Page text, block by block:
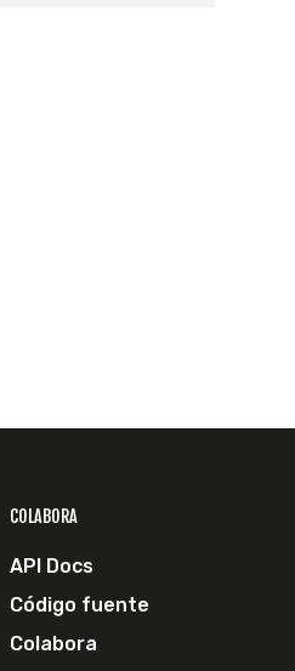
COLABORA
API Docs
Código fuente
Colabora